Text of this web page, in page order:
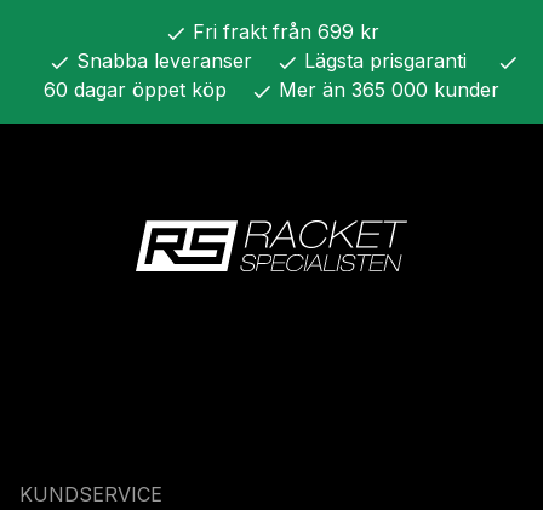
check Fri frakt från 699 kr
check Snabba leveranser check Lägsta prisgaranti check
60 dagar öppet köp check Mer än 365 000 kunder
KUNDSERVICE